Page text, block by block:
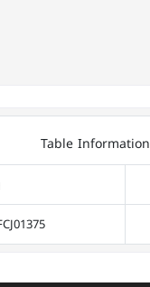
Table Information